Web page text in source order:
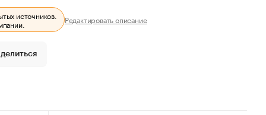
источников.
Редактировать описание